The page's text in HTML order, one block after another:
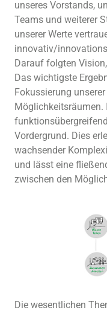
unseres Vorstands,
Teams und weiterer
unserer Werte
innovativ/
Darauf folgten
Das wichtigste
Fokussierung
Möglichkeitsräumen.
Vordergrund. Dies
wachsender
und lässt eine
zwischen den
Die wesentlichen